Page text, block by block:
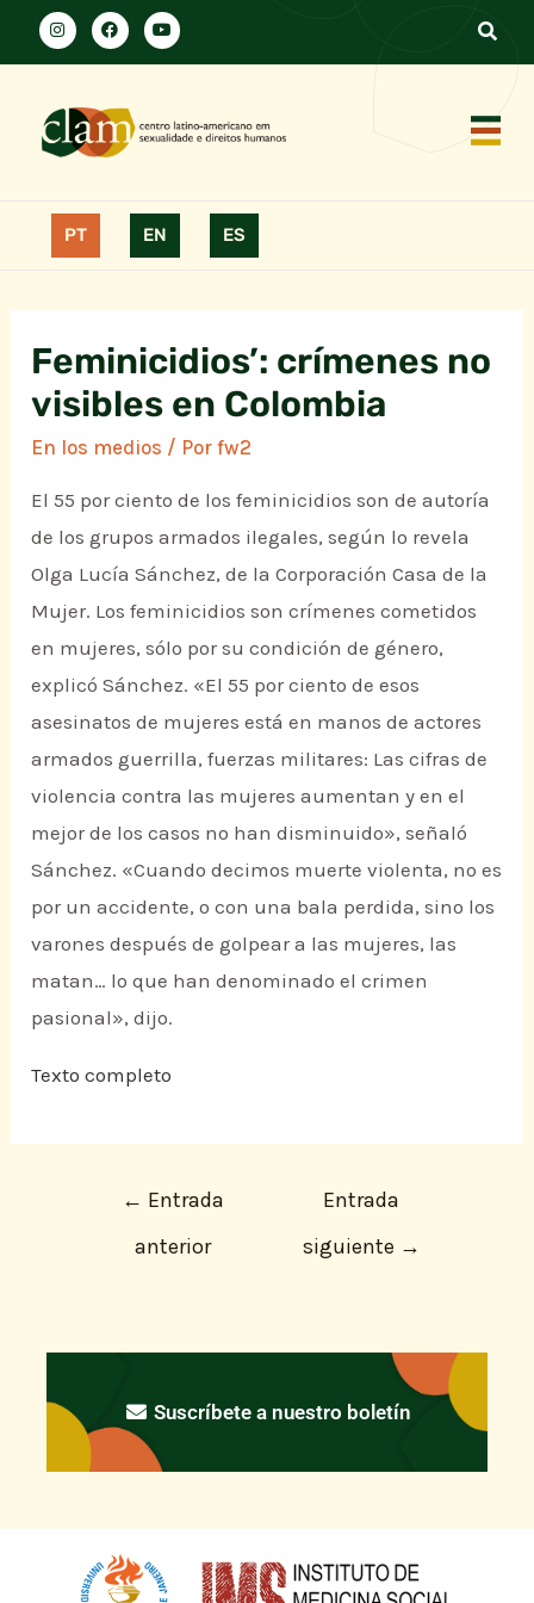
PT EN ES
Feminicidios’: crímenes no
visibles en Colombia
En los medios / Porfw2
El 55 por ciento de los feminicidios son de autoría
de los grupos armados ilegales, según lo revela
Olga Lucía Sánchez, de la Corporación Casa de la
Mujer. Los feminicidios son crímenes cometidos
en mujeres, sólo por su condición de género,
explicó Sánchez. «El 55 por ciento de esos
asesinatos de mujeres está en manos de actores
armados guerrilla, fuerzas militares: Las cifras de
violencia contra las mujeres aumentan y en el
mejor de los casos no han disminuido», señaló
Sánchez. «Cuando decimos muerte violenta, no es
por un accidente, o con una bala perdida, sino los
varones después de golpear a las mujeres, las
matan… lo que han denominado el crimen
pasional», dijo.
Texto completo
← Entrada
anterior
Entrada
siguiente →
Suscríbete a nuestro boletín